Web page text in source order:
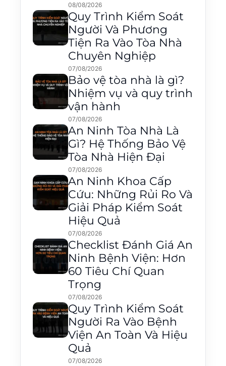
08/08/2026
Quy Trình Kiểm Soát
Người Và Phương
Tiện Ra Vào Tòa Nhà
Chuyên Nghiệp
07/08/2026
Bảo vệ tòa nhà là gì?
Nhiệm vụ và quy trình
vận hành
07/08/2026
An Ninh Tòa Nhà Là
Gì? Hệ Thống Bảo Vệ
Tòa Nhà Hiện Đại
07/08/2026
An Ninh Khoa Cấp
Cứu: Những Rủi Ro Và
Giải Pháp Kiểm Soát
Hiệu Quả
07/08/2026
Checklist Đánh Giá An
Ninh Bệnh Viện: Hơn
60 Tiêu Chí Quan
Trọng
07/08/2026
Quy Trình Kiểm Soát
Người Ra Vào Bệnh
Viện An Toàn Và Hiệu
Quả
07/08/2026